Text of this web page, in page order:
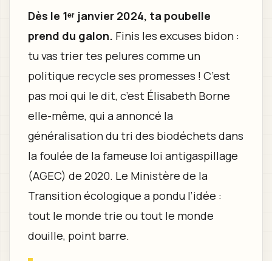
Dès le 1ᵉʳ janvier 2024, ta poubelle
prend du galon. Finis les excuses bidon :
tu vas trier tes pelures comme un
politique recycle ses promesses ! C’est
pas moi qui le dit, c’est Élisabeth Borne
elle-même, qui a annoncé la
généralisation du tri des biodéchets dans
la foulée de la fameuse loi antigaspillage
(AGEC) de 2020. Le Ministère de la
Transition écologique a pondu l’idée :
tout le monde trie ou tout le monde
douille, point barre.